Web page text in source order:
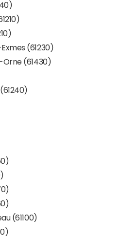
(61230)
(61430)
(61100)